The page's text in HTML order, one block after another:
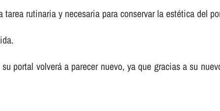
rutinaria y necesaria para conservar la estética del
portal volverá a parecer nuevo, ya que gracias a su